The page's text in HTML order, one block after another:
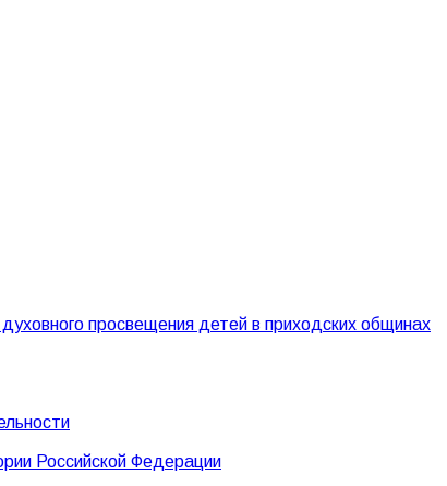
просвещения детей в приходских общинах
Российской Федерации